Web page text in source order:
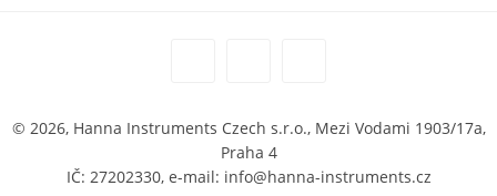
© 2026, Hanna Instruments Czech s.r.o., Mezi Vodami 1903/17a,
Praha 4
IČ: 27202330, e-mail: info@hanna-instruments.cz